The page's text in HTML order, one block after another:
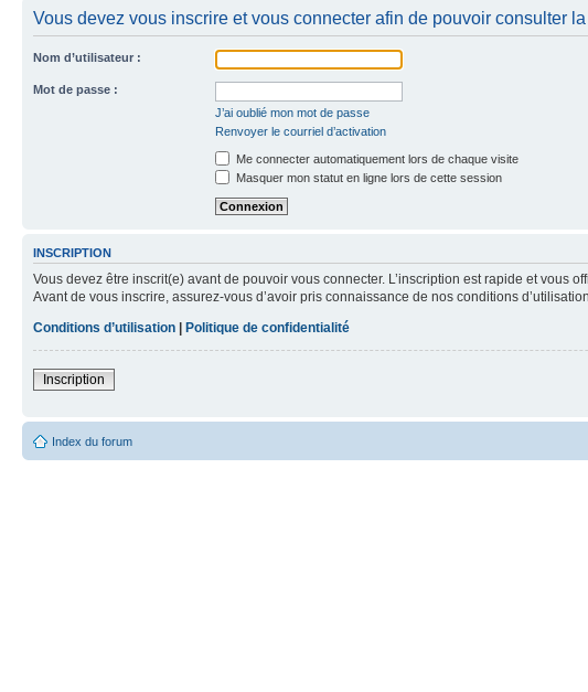
Vous devez vous inscrire et vous connecter afin de pouvoir consulter la
Nom d’utilisateur :
Mot de passe :
J’ai oublié mon mot de passe
Renvoyer le courriel d’activation
Me connecter automatiquement lors de chaque visite
Masquer mon statut en ligne lors de cette session
INSCRIPTION
Vous devez être inscrit(e) avant de pouvoir vous connecter. L’inscription est rapide et vous
Avant de vous inscrire, assurez-vous d’avoir pris connaissance de nos conditions
Conditions d’utilisation | Politique de confidentialité
Inscription
Index du forum